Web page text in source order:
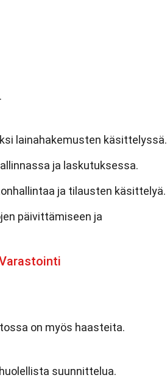
lainahakemusten käsittelyssä.
ja laskutuksessa.
ja tilausten käsittelyä.
päivittämiseen ja
on myös haasteita.
suunnittelua.